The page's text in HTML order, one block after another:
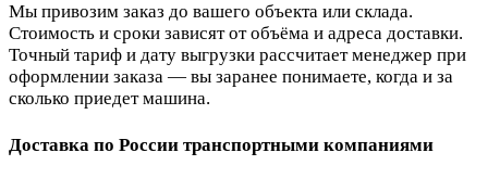
Мы привозим заказ до вашего объекта или склада.
Стоимость и сроки зависят от объёма и адреса доставки.
Точный тариф и дату выгрузки рассчитает менеджер при
оформлении заказа — вы заранее понимаете, когда и за
сколько приедет машина.
Доставка по России транспортными компаниями